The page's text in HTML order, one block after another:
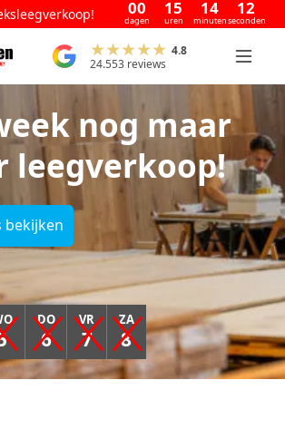
00
dagen
15
uren
14
minuten
11
seconden
4.8
24.553 reviews
nog maar
leegverkoop!
bekijken
DO
6
VR
7
ZA
8